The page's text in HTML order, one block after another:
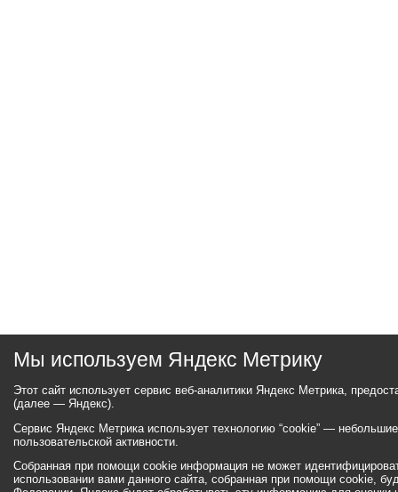
Мы используем Яндекс Метрику
Этот сайт использует сервис веб-аналитики Яндекс Метрика,
(далее — Яндекс).
Сервис Яндекс Метрика использует технологию “cookie” —
пользовательской активности.
Собранная при помощи cookie информация не может
использовании вами данного сайта, собранная при помощи cookie,